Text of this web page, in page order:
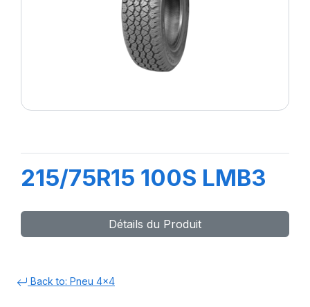
215/75R15 100S LMB3
Détails du Produit
Back to: Pneu 4x4